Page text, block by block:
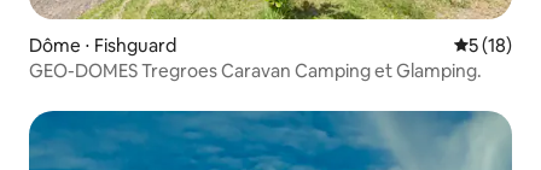
Dôme ⋅ Fishguard
5 (18)
GEO-DOMES Tregroes Caravan Camping et Glamping.